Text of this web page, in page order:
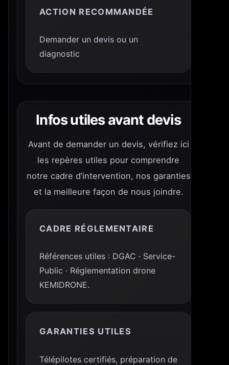
ACTION RECOMMANDÉE
Demander un devis ou un
diagnostic
Infos utiles avant devis
Avant de demander un devis, vérifiez ici
les repères utiles pour comprendre
notre cadre d’intervention, nos garanties
et la meilleure façon de nous joindre.
CADRE RÉGLEMENTAIRE
Références utiles : DGAC · Service-
Public · Réglementation drone
KEMIDRONE.
GARANTIES UTILES
Télépilotes certifiés, préparation de